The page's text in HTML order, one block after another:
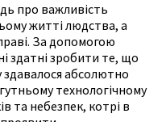
про важливість
житті людства, а
За допомогою
здатні зробити те, що
здавалося абсолютно
технологічному
та небезпек, котрі в